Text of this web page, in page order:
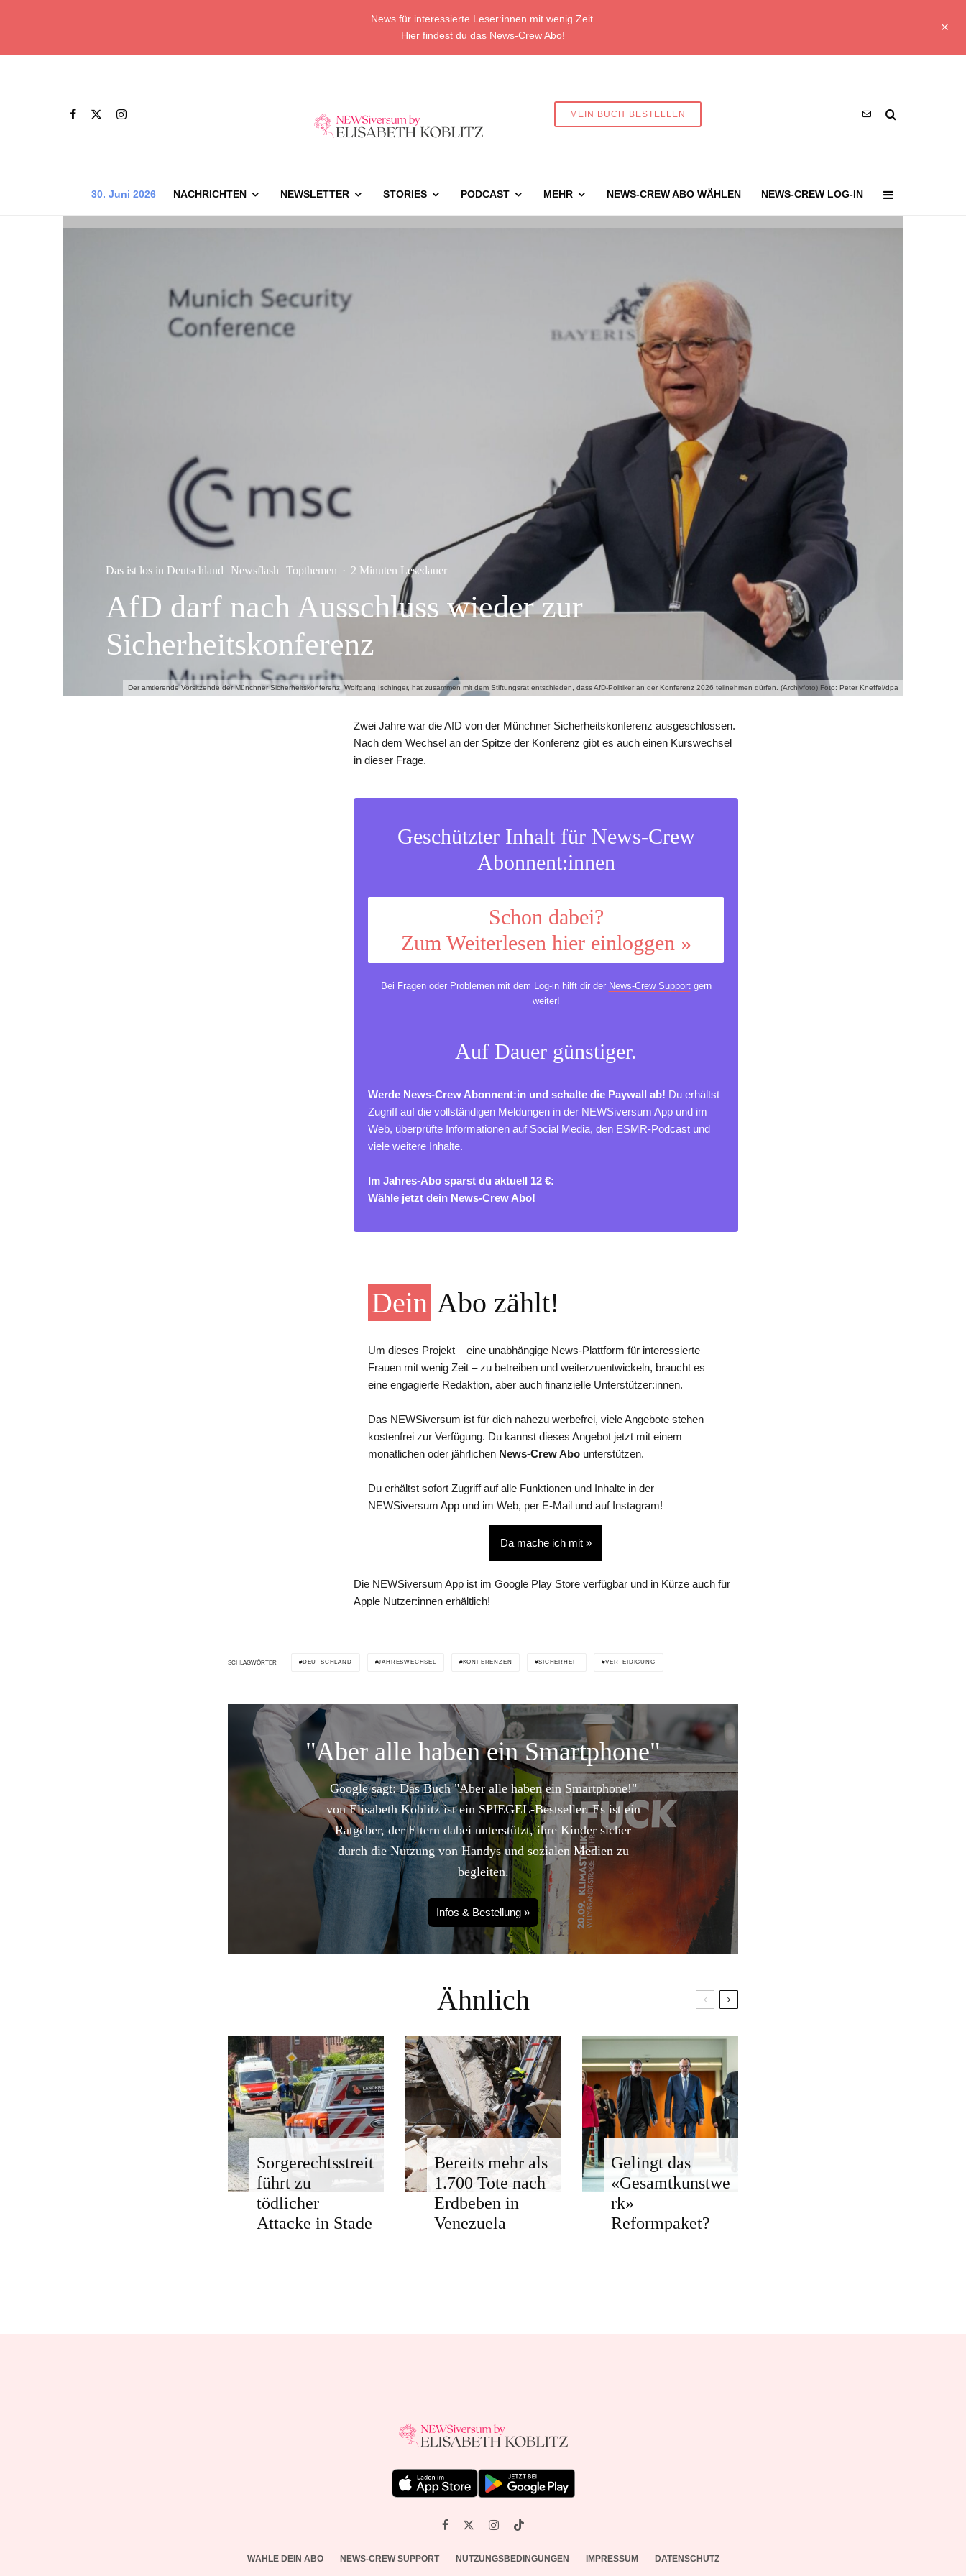
News für interessierte Leser:innen mit wenig Zeit.
Hier findest du das News-Crew Abo!
MEIN BUCH BESTELLEN
30. Juni 2026 NACHRICHTEN NEWSLETTER STORIES PODCAST MEHR NEWS-CREW ABO WÄHLEN NEWS-CREW LOG-IN
Der amtierende Vorsitzende der Münchner Sicherheitskonferenz, Wolfgang Ischinger, hat zusammen mit dem Stiftungsrat entschieden, dass AfD-Politiker an der Konferenz 2026 teilnehmen dürfen. (Archivfoto) Foto: Peter Kneffel/dpa
Das ist los in Deutschland Newsflash Topthemen · 2 Minuten Lesedauer
AfD darf nach Ausschluss wieder zur
Sicherheitskonferenz
Zwei Jahre war die AfD von der Münchner Sicherheitskonferenz ausgeschlossen.
Nach dem Wechsel an der Spitze der Konferenz gibt es auch einen Kurswechsel
in dieser Frage.
Geschützter Inhalt für News-Crew
Abonnent:innen
Schon dabei?
Zum Weiterlesen hier einloggen »
Bei Fragen oder Problemen mit dem Log-in hilft dir der News-Crew Supportgern
weiter!
Auf Dauer günstiger.
Werde News-Crew Abonnent:in und schalte die Paywall ab! Du erhältst
Zugriff auf die vollständigen Meldungen in der NEWSiversum App und im
Web, überprüfte Informationen auf Social Media, den ESMR-Podcast und
viele weitere Inhalte.
Im Jahres-Abo sparst du aktuell 12 €:
Wähle jetzt dein News-Crew Abo!
Dein Abo zählt!
Um dieses Projekt – eine unabhängige News-Plattform für interessierte
Frauen mit wenig Zeit – zu betreiben und weiterzuentwickeln, braucht es
eine engagierte Redaktion, aber auch finanzielle Unterstützer:innen.
Das NEWSiversum ist für dich nahezu werbefrei, viele Angebote stehen
kostenfrei zur Verfügung. Du kannst dieses Angebot jetzt mit einem
monatlichen oder jährlichen News-Crew Abo unterstützen.
Du erhältst sofort Zugriff auf alle Funktionen und Inhalte in der
NEWSiversum App und im Web, per E-Mail und auf Instagram!
Da mache ich mit »
Die NEWSiversum App ist im Google Play Store verfügbar und in Kürze auch für
Apple Nutzer:innen erhältlich!
SCHLAGWÖRTER DEUTSCHLAND JAHRESWECHSEL KONFERENZEN SICHERHEIT VERTEIDIGUNG
"Aber alle haben ein Smartphone"
Google sagt: Das Buch "Aber alle haben ein Smartphone!"
von Elisabeth Koblitz ist ein SPIEGEL-Bestseller. Es ist ein
Ratgeber, der Eltern dabei unterstützt, ihre Kinder sicher
durch die Nutzung von Handys und sozialen Medien zu
begleiten.
Infos & Bestellung »
Ähnlich
Sorgerechtsstreit
führt zu
tödlicher
Attacke in Stade
Bereits mehr als
1.700 Tote nach
Erdbeben in
Venezuela
Gelingt das
«Gesamtkunstwe
rk»
Reformpaket?
WÄHLE DEIN ABO NEWS-CREW SUPPORT NUTZUNGSBEDINGUNGEN IMPRESSUM DATENSCHUTZ